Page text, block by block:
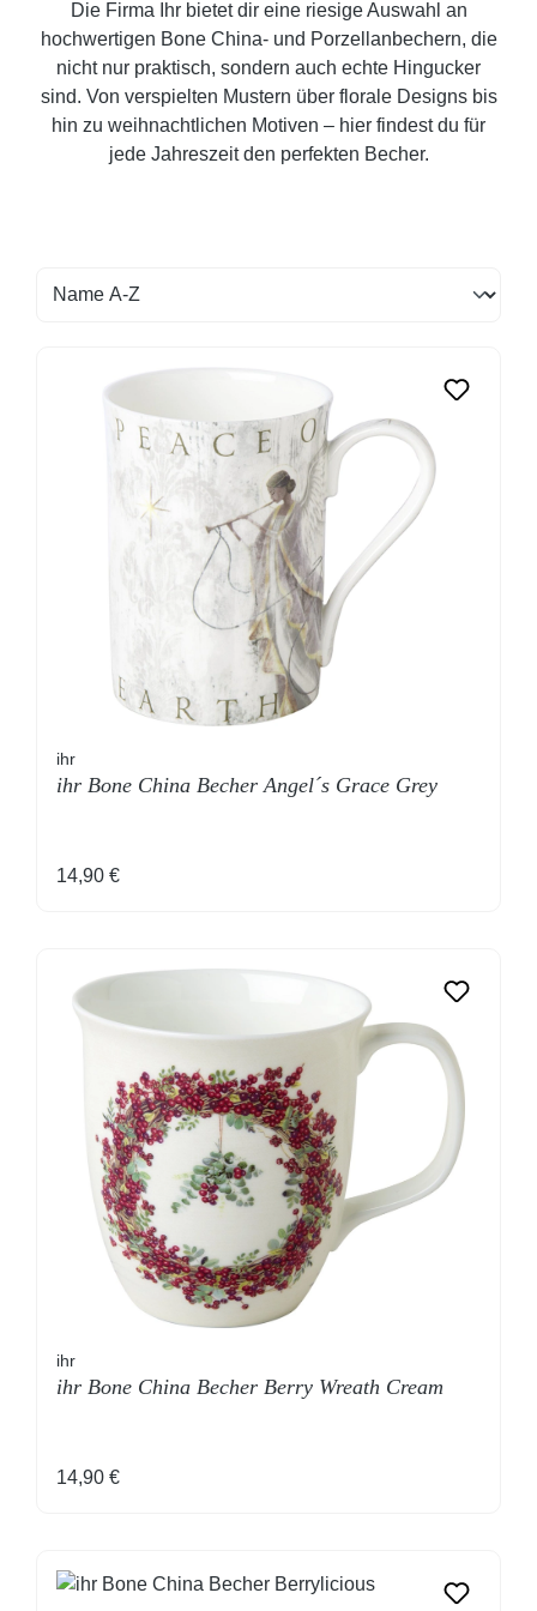
Die Firma Ihr bietet dir eine riesige Auswahl an
hochwertigen Bone China- und Porzellanbechern, die
nicht nur praktisch, sondern auch echte Hingucker
sind. Von verspielten Mustern über florale Designs bis
hin zu weihnachtlichen Motiven – hier findest du für
jede Jahreszeit den perfekten Becher.
ihr
ihr Bone China Becher Angel´s Grace Grey
Regulärer Preis:
14,90 €
ihr
ihr Bone China Becher Berry Wreath Cream
Regulärer Preis:
14,90 €